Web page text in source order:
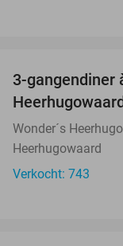
3-gangendiner
Wonder´s
Heerhugowaard
Verkocht: 743